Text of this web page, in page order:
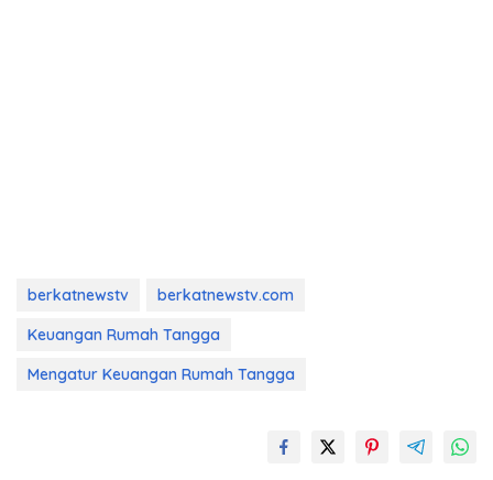
berkatnewstv
berkatnewstv.com
Keuangan Rumah Tangga
Mengatur Keuangan Rumah Tangga